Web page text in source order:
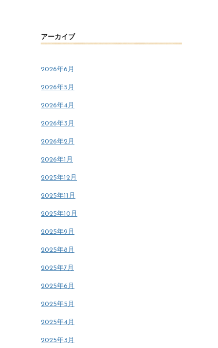
アーカイブ
2026年6月
2026年5月
2026年4月
2026年3月
2026年2月
2026年1月
2025年12月
2025年11月
2025年10月
2025年9月
2025年8月
2025年7月
2025年6月
2025年5月
2025年4月
2025年3月